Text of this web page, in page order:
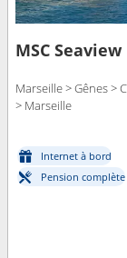
MSC Seaview
Marseille > Gênes >
> Marseille
Internet à bord
Pension complète